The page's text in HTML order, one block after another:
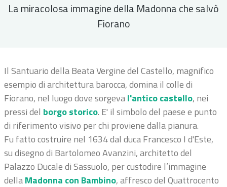
La miracolosa immagine della Madonna che salvò
Fiorano
Il Santuario della Beata Vergine del Castello, magnifico
esempio di architettura barocca, domina il colle di
Fiorano, nel luogo dove sorgeval'antico castello, nei
pressi del borgo storico. E' il simbolo del paese e punto
di riferimento visivo per chi proviene dalla pianura.
Fu fatto costruire nel 1634 dal duca Francesco I d'Este,
su disegno di Bartolomeo Avanzini, architetto del
Palazzo Ducale di Sassuolo, per custodire l’immagine
dellaMadonna con Bambino, affresco del Quattrocento